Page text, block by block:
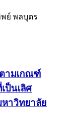
ย์ พลบุตร
ามเกณฑ์
ป็นเลิศ
าวิทยาลัย